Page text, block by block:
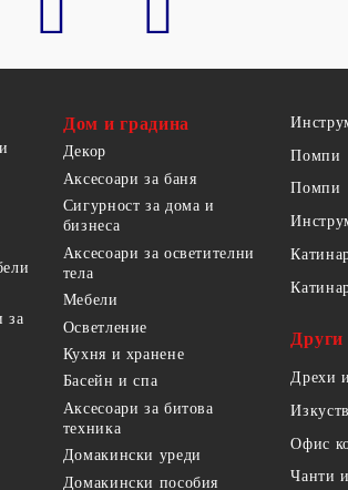
за
Дом и градина
Декор
Аксесоари за баня
Сигурност за дома и
бизнеса
Аксесоари за осветителни
тела
Мебели
Осветление
Кухня и хранене
Басейн и спа
Аксесоари за битова
техника
Домакински уреди
Домакински пособия
Помпи
Помпи
Други
Дрехи
Офис
Чанти